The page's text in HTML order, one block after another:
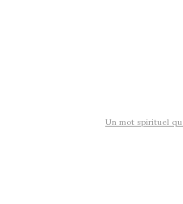
Un mot spirituel